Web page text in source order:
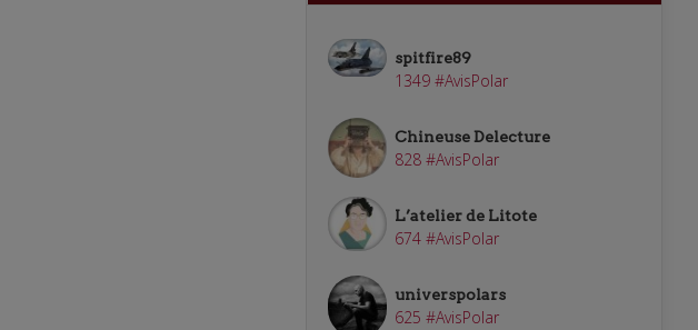
spitfire89
1349 #AvisPolar
Chineuse Delecture
828 #AvisPolar
L’atelier de Litote
674 #AvisPolar
universpolars
625 #AvisPolar